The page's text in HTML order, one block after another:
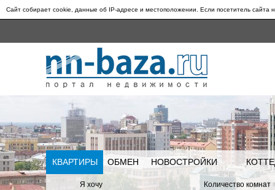
Сайт собирает cookie, данные об IP-адресе и местоположении. Если посетитель сайта
КВАРТИРЫ ОБМЕН НОВОСТРОЙКИ
Я хочу
Количество комнат